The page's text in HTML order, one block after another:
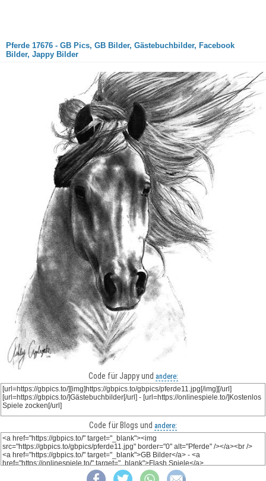
Pferde 17676 - GB Pics, GB Bilder, Gästebuchbilder, Facebook
Bilder, Jappy Bilder
Code für Jappy und andere:
Code für Blogs und andere: